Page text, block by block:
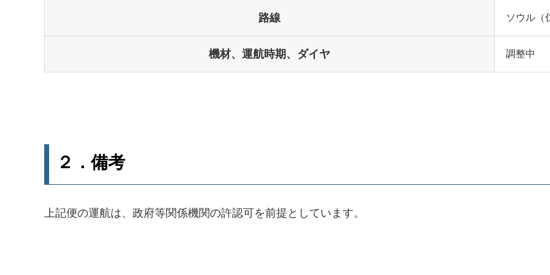
路線 ソウル（
機材、運航時期、ダイヤ 調整中
２．備考
上記便の運航は、政府等関係機関の許認可を前提としています。